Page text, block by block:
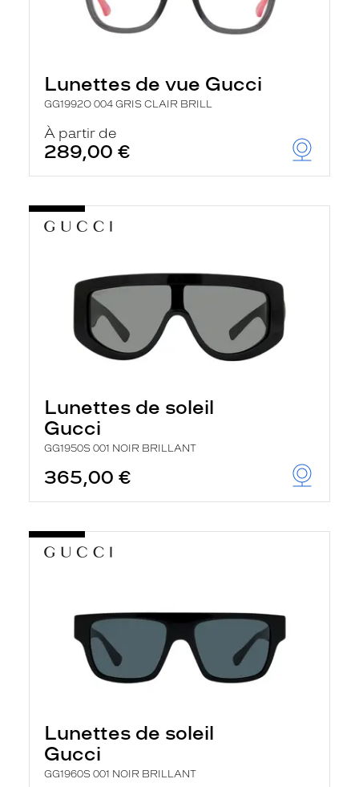
Lunettes de vue Gucci
GG1992O 004 GRIS CLAIR BRILL
À partir de
289,00 €
Lunettes de soleil
Gucci
GG1950S 001 NOIR BRILLANT
365,00 €
Lunettes de soleil
Gucci
GG1960S 001 NOIR BRILLANT